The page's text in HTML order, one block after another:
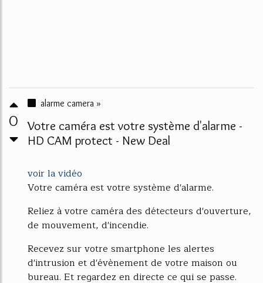
0
alarme camera »
Votre caméra est votre système d'alarme -
HD CAM protect - New Deal
voir la vidéo
Votre caméra est votre système d'alarme.
Reliez à votre caméra des détecteurs d'ouverture,
de mouvement, d'incendie.
Recevez sur votre smartphone les alertes
d'intrusion et d'évènement de votre maison ou
bureau. Et regardez en directe ce qui se passe.